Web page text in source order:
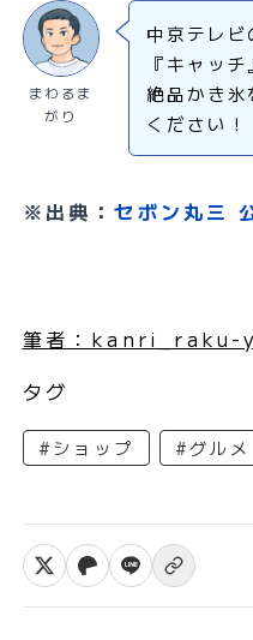
まわるま
がり
中京テレ
『キャッ
絶品かき氷
ください！
※出典：セボン丸三
筆者：kanri_raku-
タグ
#ショップ #グルメ
Xでシェア
Facebookでシ
LINEで送る
リンク